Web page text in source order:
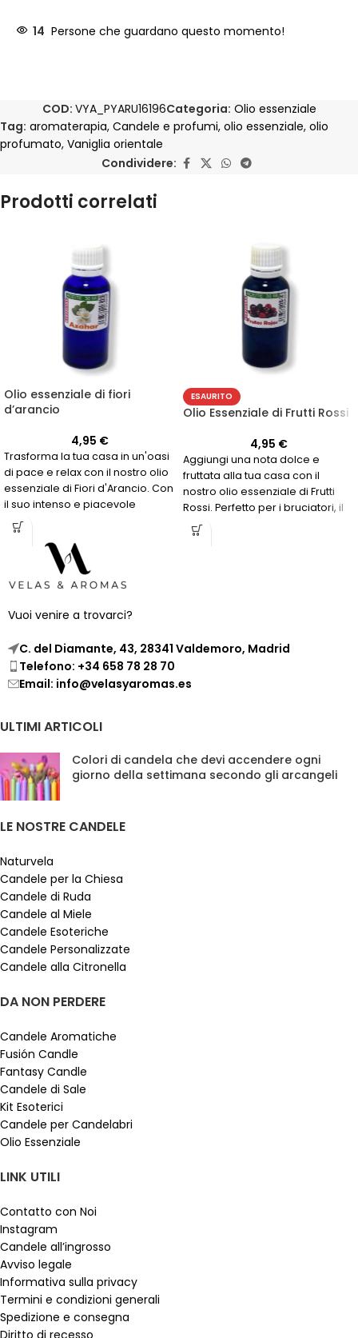
14 Persone che guardano questo momento!
COD: VYA_PYARU16196Categoria: Olio essenziale
Tag: aromaterapia, Candele e profumi, olio essenziale, olio
profumato, Vaniglia orientale
Condividere:
Prodotti correlati
Olio essenziale di fiori
d’arancio
4,95 €
Trasforma la tua casa in un'oasi
di pace e relax con il nostro olio
essenziale di Fiori d'Arancio. Con
il suo intenso e piacevole
aroma, è ideale per essere
utilizzato nei bruciatori.
Presentato in un flacone da 30
Non valido per la creazione
di candele.
ESAURITO
Olio Essenziale di Frutti Rossi
4,95 €
Aggiungi una nota dolce e
fruttata alla tua casa con il
nostro olio essenziale di Frutti
Rossi. Perfetto per i bruciatori, il
suo aroma intenso e gradevole
riempirà il tuo spazio con una
Vuoi venire a trovarci?
C. del Diamante, 43, 28341 Valdemoro, Madrid
Telefono: +34 658 78 28 70
Email: info@velasyaromas.es
ULTIMI ARTICOLI
Colori di candela che devi accendere ogni
giorno della settimana secondo gli arcangeli
LE NOSTRE CANDELE
Naturvela
Candele per la Chiesa
Candele di Ruda
Candele al Miele
Candele Esoteriche
Candele Personalizzate
Candele alla Citronella
DA NON PERDERE
Candele Aromatiche
Fusión Candle
Fantasy Candle
Candele di Sale
Kit Esoterici
Candele per Candelabri
Olio Essenziale
LINK UTILI
Contatto con Noi
Instagram
Candele all’ingrosso
Avviso legale
Informativa sulla privacy
Termini e condizioni generali
Spedizione e consegna
Diritto di recesso